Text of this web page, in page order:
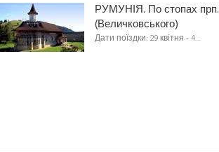
РУМУНІЯ. По стопах прп.
(Величковського)
Дати поїздки: 29 квітня - 4…